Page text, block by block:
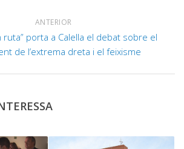
ANTERIOR
ruta” porta a Calella el debat sobre el
de l’extrema dreta i el feixisme